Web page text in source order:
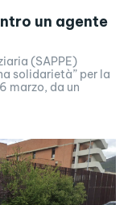
un agente
(SAPPE)
solidarietà” per la
marzo, da un